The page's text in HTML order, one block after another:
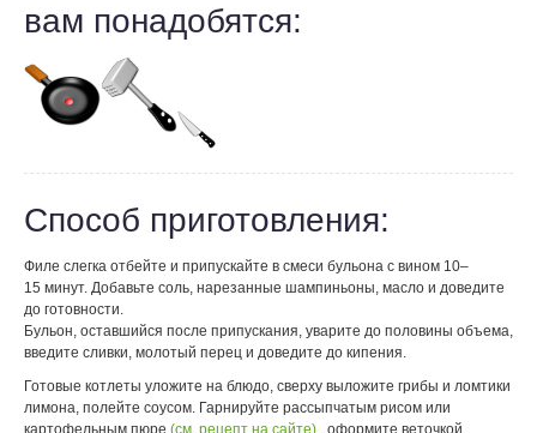
вам понадобятся:
Способ приготовления:
Филе слегка отбейте и припускайте в смеси бульона с вином 10–
15 минут. Добавьте соль, нарезанные шампиньоны, масло и доведите
до готовности.
Бульон, оставшийся после припускания, уварите до половины объема,
введите сливки, молотый перец и доведите до кипения.
Готовые котлеты уложите на блюдо, сверху выложите грибы и ломтики
лимона, полейте соусом. Гарнируйте рассыпчатым рисом или
картофельным пюре (см. рецепт на сайте)
, оформите веточкой